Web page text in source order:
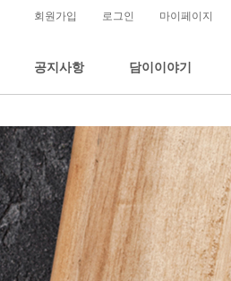
회원가입 로그인 마이페이지
공지사항 담이이야기